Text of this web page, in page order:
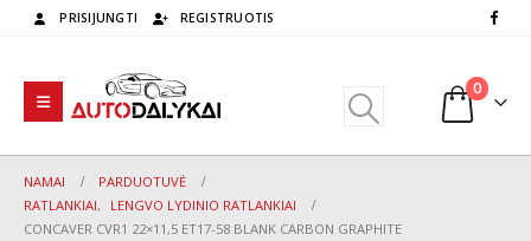
PRISIJUNGTI REGISTRUOTIS
0
NAMAI
PARDUOTUVĖ
RATLANKIAI,
LENGVO LYDINIO RATLANKIAI
CONCAVER CVR1 22×11,5 ET17-58 BLANK CARBON GRAPHITE